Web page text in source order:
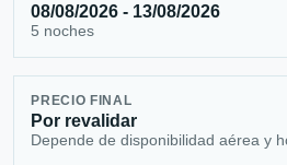
08/08/2026 - 13/08/2026
5 noches
PRECIO FINAL
Por revalidar
Depende de disponibilidad aérea y